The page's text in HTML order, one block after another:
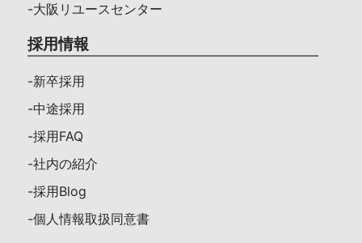
-大阪リユースセンター
採用情報
-新卒採用
-中途採用
-採用FAQ
-社内の紹介
-採用Blog
-個人情報取扱同意書